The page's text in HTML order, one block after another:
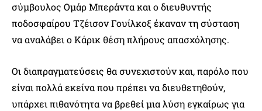
σύμβουλος Ομάρ Μπεράντα και ο διευθυντής
ποδοσφαίρου Τζέισον Γουίλκοξ έκαναν τη σύσταση
να αναλάβει ο Κάρικ θέση πλήρους απασχόλησης.
Οι διαπραγματεύσεις θα συνεχιστούν και, παρόλο που
είναι πολλά εκείνα που πρέπει να διευθετηθούν,
υπάρχει πιθανότητα να βρεθεί μια λύση εγκαίρως για